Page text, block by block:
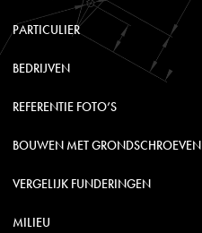
PARTICULIER
BEDRIJVEN
REFERENTIE FOTO’S
BOUWEN MET GRONDSCHROEVEN
VERGELIJK FUNDERINGEN
MILIEU